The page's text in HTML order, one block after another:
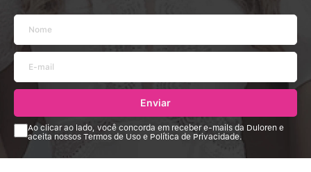
Enviar
Ao clicar ao lado, você concorda em receber e-mails da Duloren e
aceita nossos Termos de Uso e Política de Privacidade.